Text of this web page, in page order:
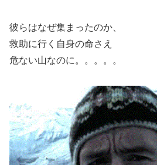
彼らはなぜ集まったのか、
救助に行く自身の命さえ
危ない山なのに。。。。。